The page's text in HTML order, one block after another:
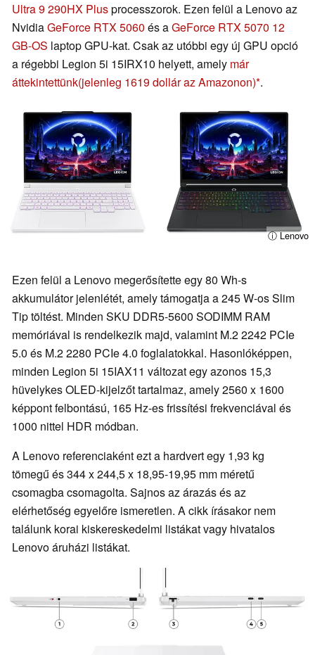
Ultra 9 290HX Plusprocesszorok. Ezen felül a Lenovo az
NvidiaGeForce RTX 5060 és aGeForce RTX 5070 12
GB-OS laptop GPU-kat. Csak az utóbbi egy új GPU opció
a régebbi Legion 5i 15IRX10 helyett, amely már
áttekintettünk(jelenleg 1619 dollár az Amazonon) .
ⓘ Lenovo
Ezen felül a Lenovo megerősítette egy 80 Wh-s
akkumulátor jelenlétét, amely támogatja a 245 W-os Slim
Tip töltést. Minden SKU DDR5-5600 SODIMM RAM
memóriával is rendelkezik majd, valamint M.2 2242 PCIe
5.0 és M.2 2280 PCIe 4.0 foglalatokkal. Hasonlóképpen,
minden Legion 5i 15IAX11 változat egy azonos 15,3
hüvelykes OLED-kijelzőt tartalmaz, amely 2560 x 1600
képpont felbontású, 165 Hz-es frissítési frekvenciával és
1000 nittel HDR módban.
A Lenovo referenciaként ezt a hardvert egy 1,93 kg
tömegű és 344 x 244,5 x 18,95-19,95 mm méretű
csomagba csomagolta. Sajnos az árazás és az
elérhetőség egyelőre ismeretlen. A cikk írásakor nem
találunk korai kiskereskedelmi listákat vagy hivatalos
Lenovo áruházi listákat.